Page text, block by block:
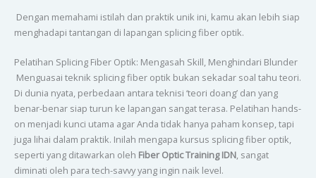
Dengan memahami istilah dan praktik unik ini, kamu akan lebih siap
menghadapi tantangan di lapangan splicing fiber optik.
Pelatihan Splicing Fiber Optik: Mengasah Skill, Menghindari Blunder
Menguasai teknik splicing fiber optik bukan sekadar soal tahu teori.
Di dunia nyata, perbedaan antara teknisi ‘teori doang’ dan yang
benar-benar siap turun ke lapangan sangat terasa. Pelatihan hands-
on menjadi kunci utama agar Anda tidak hanya paham konsep, tapi
juga lihai dalam praktik. Inilah mengapa kursus splicing fiber optik,
seperti yang ditawarkan oleh Fiber Optic Training IDN, sangat
diminati oleh para tech-savvy yang ingin naik level.